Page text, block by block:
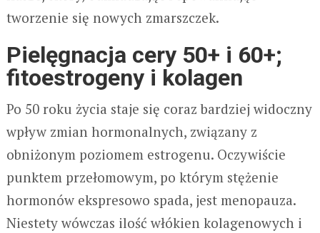
tworzenie się nowych zmarszczek.
Pielęgnacja cery 50+ i 60+;
fitoestrogeny i kolagen
Po 50 roku życia staje się coraz bardziej widoczny
wpływ zmian hormonalnych, związany z
obniżonym poziomem estrogenu. Oczywiście
punktem przełomowym, po którym stężenie
hormonów ekspresowo spada, jest menopauza.
Niestety wówczas ilość włókien kolagenowych i